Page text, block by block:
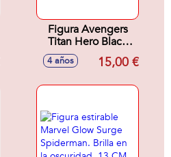
Figura Avengers
Titan Hero Black
Panther 30 cm
4 años 15,00 €